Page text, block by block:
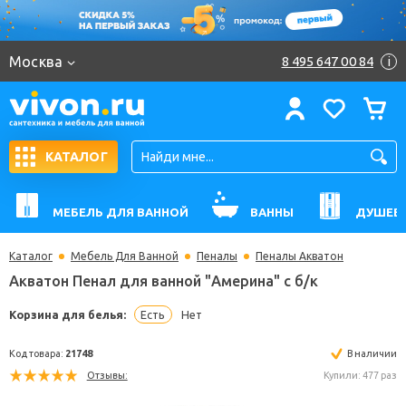
Москва 8 495 647 00 84 i
КАТАЛОГ
МЕБЕЛЬ ДЛЯ ВАННОЙ ВАННЫ
Каталог Мебель Для Ванной Пеналы Пеналы Акватон
Акватон Пенал для ванной "Америна" с б/к
Корзина для белья: